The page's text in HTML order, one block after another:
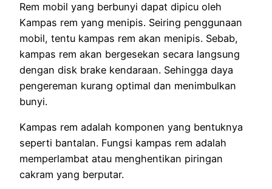
Rem mobil yang berbunyi dapat dipicu oleh
Kampas rem yang menipis. Seiring penggunaan
mobil, tentu kampas rem akan menipis. Sebab,
kampas rem akan bergesekan secara langsung
dengan disk brake kendaraan. Sehingga daya
pengereman kurang optimal dan menimbulkan
bunyi.
Kampas rem adalah komponen yang bentuknya
seperti bantalan. Fungsi kampas rem adalah
memperlambat atau menghentikan piringan
cakram yang berputar.